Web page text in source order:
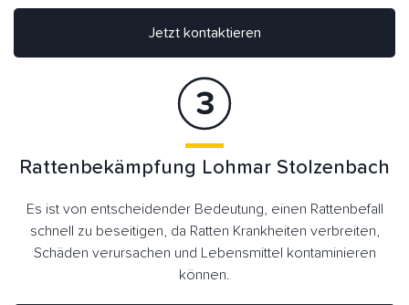
Jetzt kontaktieren
Rattenbekämpfung Lohmar Stolzenbach
Es ist von entscheidender Bedeutung, einen Rattenbefall
schnell zu beseitigen, da Ratten Krankheiten verbreiten,
Schäden verursachen und Lebensmittel kontaminieren
können.